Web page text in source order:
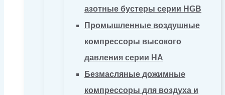
азотные бустеры серии HGB
Промышленные воздушные
компрессоры высокого
давления серии HA
Безмасляные дожимные
компрессоры для воздуха и